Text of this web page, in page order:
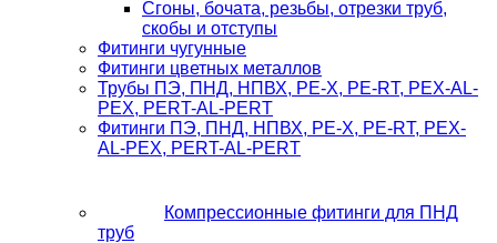
Сгоны, бочата, резьбы, отрезки труб,
скобы и отступы
Фитинги чугунные
Фитинги цветных металлов
Трубы ПЭ, ПНД, НПВХ, PE-X, PE-RT, PEX-AL-
PEX, PERT-AL-PERT
Фитинги ПЭ, ПНД, НПВХ, PE-X, PE-RT, PEX-
AL-PEX, PERT-AL-PERT
Компрессионные фитинги для ПНД
труб